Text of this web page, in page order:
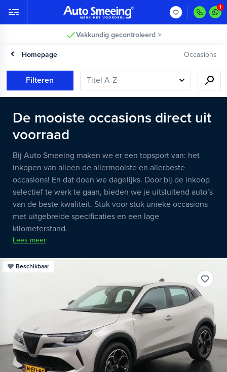
Vakkundig gecontroleerd >
Homepage Occasions
Filteren
De mooiste occasions direct uit
voorraad
Bij Auto Smeeing maken we er een topsport van: het
inkopen van alleen de allermooiste en allerbeste
occasions! En dat doen we dagelijks. Door bij de inkoop
selectief te werk te gaan, bieden we je uitsluitend auto’s
van de beste kwaliteit. Stuk voor stuk unieke occasions
met uitgebreide specificaties en een lage
kilometerstand.
Lees meer
Beschikbaar